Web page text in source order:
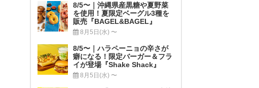
8/5〜｜沖縄県産黒糖や夏野菜
を使用！夏限定ベーグル3種を
販売『BAGEL&BAGEL』
8月5日(水) 〜
8/5〜｜ハラペーニョの辛さが
癖になる！限定バーガー＆フラ
イが登場『Shake Shack』
8月5日(水) 〜